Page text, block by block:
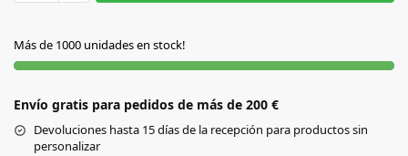
Más de 1000 unidades en stock!
Envío gratis para pedidos de más de 200 €
Devoluciones hasta 15 días de la recepción para productos sin
personalizar